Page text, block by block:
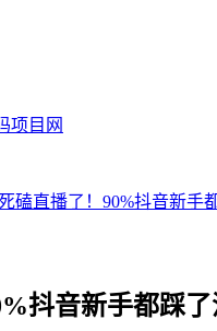
项目网
磕直播了！90%抖音新手
抖音新手都踩